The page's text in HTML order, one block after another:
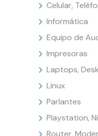
Celular,
Informática
Equipo de
Impresoras
Laptops,
Linux
Parlantes
Playstation,
Router,